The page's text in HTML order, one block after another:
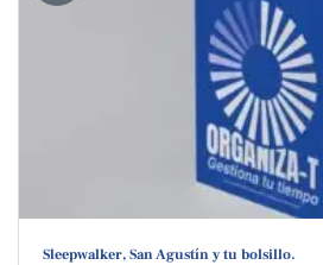
Sleepwalker, San Agustín y tu bolsillo.